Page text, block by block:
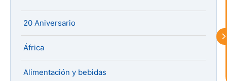
20 Aniversario
África
Alimentación y bebidas
ayudarte con la internacionalización de
tu empresa e informarte sobre los
Asturex.
aceptas nuestrapolítica de privacidad